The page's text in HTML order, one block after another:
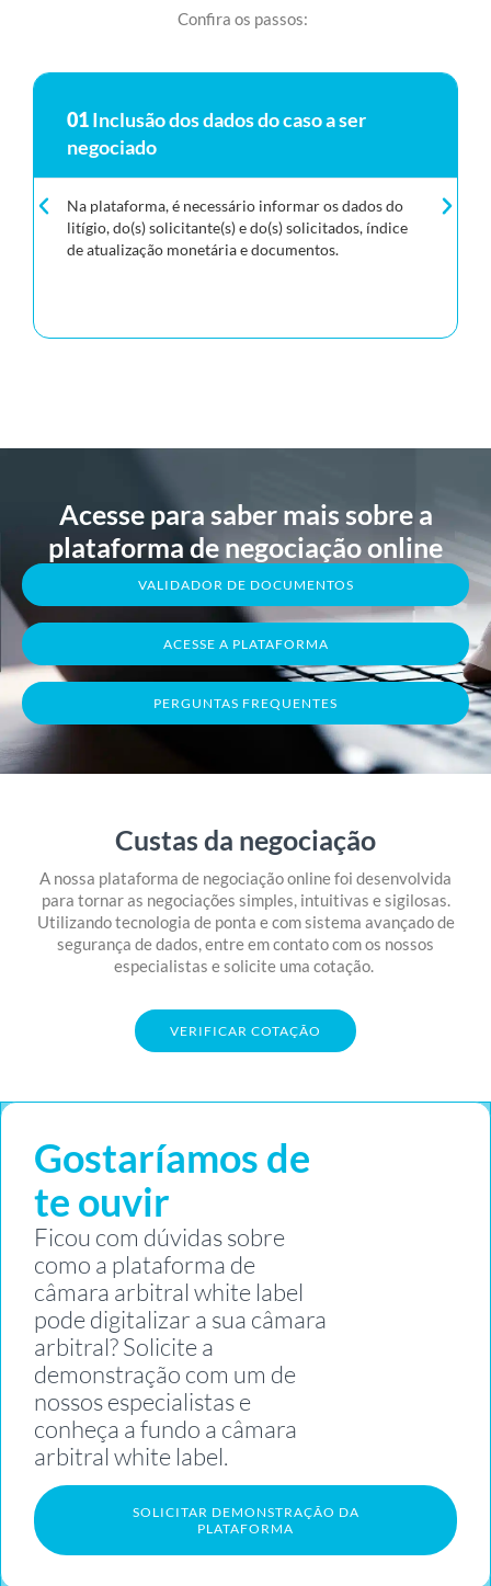
Confira os passos:
01Inclusão dos dados do caso a ser
negociado
Na plataforma, é necessário informar os dados do
litígio, do(s) solicitante(s) e do(s) solicitados, índice
de atualização monetária e documentos.
Acesse para saber mais sobre a
plataforma de negociação online
VALIDADOR DE DOCUMENTOS
ACESSE A PLATAFORMA
PERGUNTAS FREQUENTES
Custas da negociação
A nossa plataforma de negociação online foi desenvolvida
para tornar as negociações simples, intuitivas e sigilosas.
Utilizando tecnologia de ponta e com sistema avançado de
segurança de dados, entre em contato com os nossos
especialistas e solicite uma cotação.
VERIFICAR COTAÇÃO
Gostaríamos de
te ouvir
Ficou com dúvidas sobre
como a plataforma de
câmara arbitral white label
pode digitalizar a sua câmara
arbitral? Solicite a
demonstração com um de
nossos especialistas e
conheça a fundo a câmara
arbitral white label.
SOLICITAR DEMONSTRAÇÃO DA
PLATAFORMA